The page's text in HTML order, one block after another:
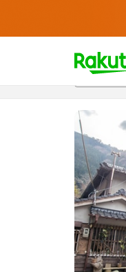
t
p
a
g
s
e
a
r
c
h
개요객실 &